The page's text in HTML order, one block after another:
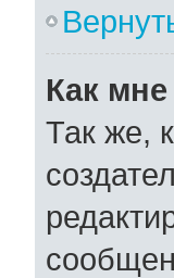
Как
Так же,